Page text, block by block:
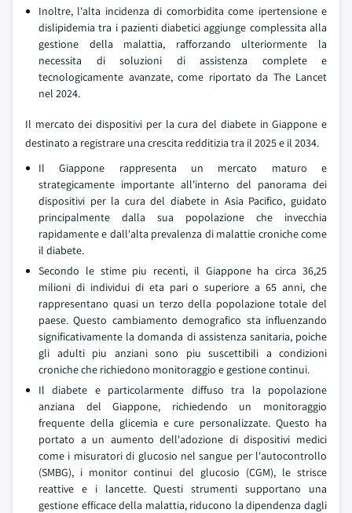
Inoltre, l'alta incidenza di comorbidita come ipertensione e
dislipidemia tra i pazienti diabetici aggiunge complessita alla
gestione della malattia, rafforzando ulteriormente la
necessita di soluzioni di assistenza complete e
tecnologicamente avanzate, come riportato da The Lancet
nel 2024.
Il mercato dei dispositivi per la cura del diabete in Giappone e
destinato a registrare una crescita redditizia tra il 2025 e il 2034.
Il Giappone rappresenta un mercato maturo e
strategicamente importante all'interno del panorama dei
dispositivi per la cura del diabete in Asia Pacifico, guidato
principalmente dalla sua popolazione che invecchia
rapidamente e dall'alta prevalenza di malattie croniche come
il diabete.
Secondo le stime piu recenti, il Giappone ha circa 36,25
milioni di individui di eta pari o superiore a 65 anni, che
rappresentano quasi un terzo della popolazione totale del
paese. Questo cambiamento demografico sta influenzando
significativamente la domanda di assistenza sanitaria, poiche
gli adulti piu anziani sono piu suscettibili a condizioni
croniche che richiedono monitoraggio e gestione continui.
Il diabete e particolarmente diffuso tra la popolazione
anziana del Giappone, richiedendo un monitoraggio
frequente della glicemia e cure personalizzate. Questo ha
portato a un aumento dell'adozione di dispositivi medici
come i misuratori di glucosio nel sangue per l'autocontrollo
(SMBG), i monitor continui del glucosio (CGM), le strisce
reattive e i lancette. Questi strumenti supportano una
gestione efficace della malattia, riducono la dipendenza dagli